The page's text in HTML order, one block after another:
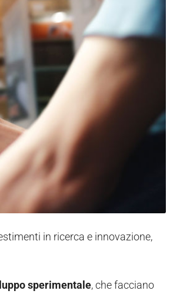
in ricerca e innovazione,
sperimentale, che facciano